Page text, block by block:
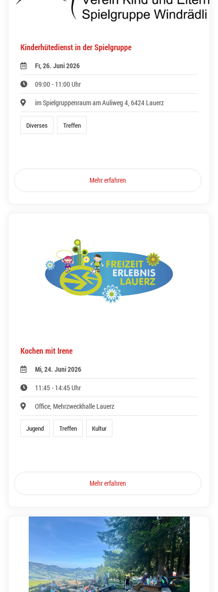
Kinderhütedienst in der Spielgruppe
Fr, 26. Juni 2026
09:00 - 11:00 Uhr
im Spielgruppenraum am Auliweg 4, 6424 Lauerz
Diverses Treffen
Mehr erfahren
Kochen mit Irene
Mi, 24. Juni 2026
11:45 - 14:45 Uhr
Office, Mehrzweckhalle Lauerz
Jugend Treffen Kultur
Mehr erfahren